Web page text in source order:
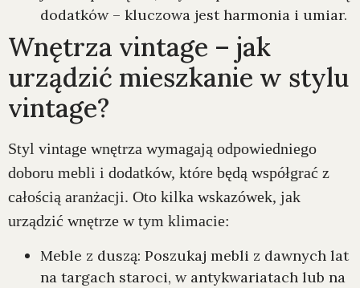
dodatków – kluczowa jest harmonia i umiar.
Wnętrza vintage – jak
urządzić mieszkanie w stylu
vintage?
Styl vintage wnętrza wymagają odpowiedniego
doboru mebli i dodatków, które będą współgrać z
całością aranżacji. Oto kilka wskazówek, jak
urządzić wnętrze w tym klimacie:
Meble z duszą: Poszukaj mebli z dawnych lat
na targach staroci, w antykwariatach lub na